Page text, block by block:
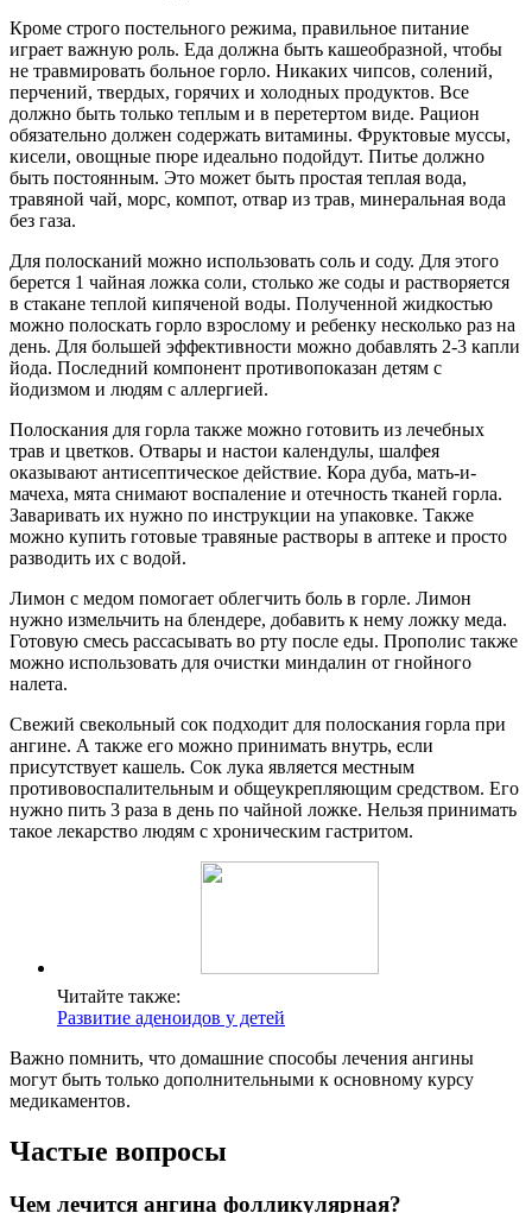
Кроме строго постельного режима, правильное питание
играет важную роль. Еда должна быть кашеобразной, чтобы
не травмировать больное горло. Никаких чипсов, солений,
перчений, твердых, горячих и холодных продуктов. Все
должно быть только теплым и в перетертом виде. Рацион
обязательно должен содержать витамины. Фруктовые муссы,
кисели, овощные пюре идеально подойдут. Питье должно
быть постоянным. Это может быть простая теплая вода,
травяной чай, морс, компот, отвар из трав, минеральная вода
без газа.
Для полосканий можно использовать соль и соду. Для этого
берется 1 чайная ложка соли, столько же соды и растворяется
в стакане теплой кипяченой воды. Полученной жидкостью
можно полоскать горло взрослому и ребенку несколько раз на
день. Для большей эффективности можно добавлять 2-3 капли
йода. Последний компонент противопоказан детям с
йодизмом и людям с аллергией.
Полоскания для горла также можно готовить из лечебных
трав и цветков. Отвары и настои календулы, шалфея
оказывают антисептическое действие. Кора дуба, мать-и-
мачеха, мята снимают воспаление и отечность тканей горла.
Заваривать их нужно по инструкции на упаковке. Также
можно купить готовые травяные растворы в аптеке и просто
разводить их с водой.
Лимон с медом помогает облегчить боль в горле. Лимон
нужно измельчить на блендере, добавить к нему ложку меда.
Готовую смесь рассасывать во рту после еды. Прополис также
можно использовать для очистки миндалин от гнойного
налета.
Свежий свекольный сок подходит для полоскания горла при
ангине. А также его можно принимать внутрь, если
присутствует кашель. Сок лука является местным
противовоспалительным и общеукрепляющим средством. Его
нужно пить 3 раза в день по чайной ложке. Нельзя принимать
такое лекарство людям с хроническим гастритом.
Читайте также:
Развитие аденоидов у детей
Важно помнить, что домашние способы лечения ангины
могут быть только дополнительными к основному курсу
медикаментов.
Частые вопросы
Чем лечится ангина фолликулярная?